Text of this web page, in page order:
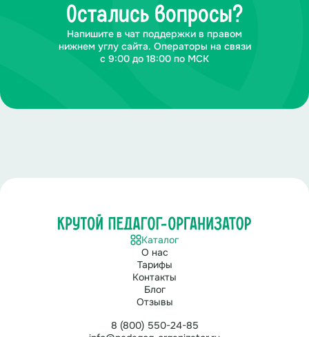
Остались вопросы?
Напишите в чат поддержки в правом
нижнем углу сайта. Операторы на связи
с 9:00 до 18:00 по МСК
Каталог
О нас
Тарифы
Контакты
Блог
Отзывы
8 (800) 550-24-85